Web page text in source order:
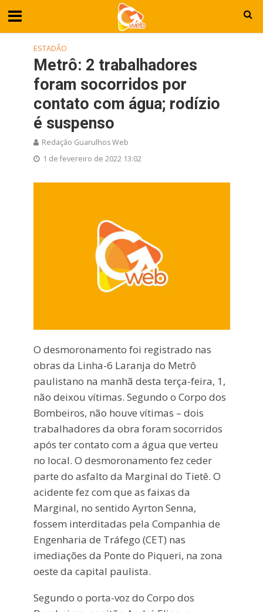
ESTADÃO
Metrô: 2 trabalhadores
foram socorridos por
contato com água; rodízio
é suspenso
Redação Guarulhos Web
1 de fevereiro de 2022 13:02
O desmoronamento foi registrado nas
obras da Linha-6 Laranja do Metrô
paulistano na manhã desta terça-feira, 1,
não deixou vítimas. Segundo o Corpo dos
Bombeiros, não houve vítimas – dois
trabalhadores da obra foram socorridos
após ter contato com a água que verteu
no local. O desmoronamento fez ceder
parte do asfalto da Marginal do Tietê. O
acidente fez com que as faixas da
Marginal, no sentido Ayrton Senna,
fossem interditadas pela Companhia de
Engenharia de Tráfego (CET) nas
imediações da Ponte do Piqueri, na zona
oeste da capital paulista.
Segundo o porta-voz do Corpo dos